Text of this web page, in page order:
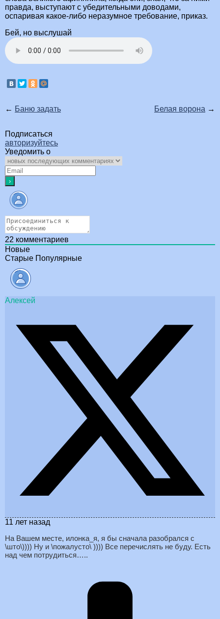
правда, выступают с убедительными доводами,
оспаривая какое-либо неразумное требование, приказ.
Бей, но выслушай
← Баню задать Белая ворона →
Подписаться
авторизуйтесь
Уведомить о
22 комментариев
Новые
Старые Популярные
Алексей
11 лет назад
На Вашем месте, илонка_я, я бы сначала разобрался с
\што\)))) Ну и \пожалусто\ )))) Все перечислять не буду. Есть
над чем потрудиться…..